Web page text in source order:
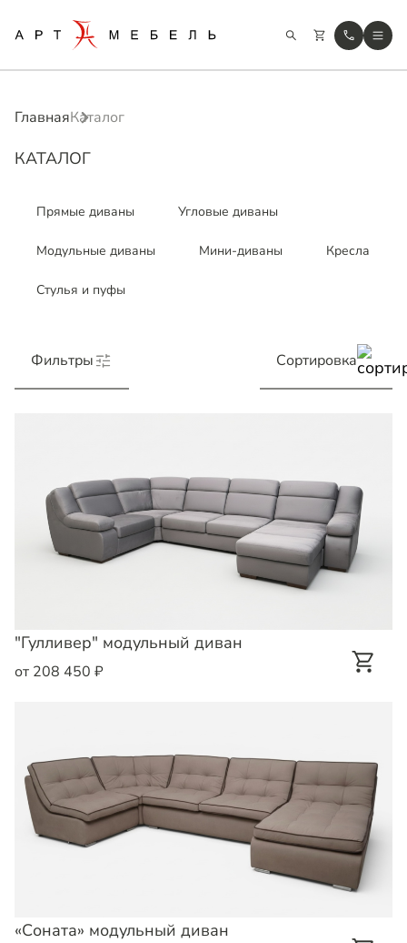
ГлавнаяКаталог
КАТАЛОГ
Прямые диваны Угловые диваны
Модульные диваны Мини-диваны Кресла
Стулья и пуфы
Фильтры Сортировка
"Гулливер" модульный диван
от 208 450 ₽
«Соната» модульный диван